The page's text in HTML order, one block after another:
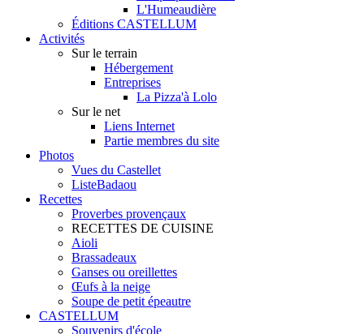
L'Humeaudière
Éditions CASTELLUM
Activités
Sur le terrain
Hébergement
Entreprises
La Pizza'à Lolo
Sur le net
Liens Internet
Partie membres du site
Photos
Vues du Castellet
ListeBadaou
Recettes
Proverbes provençaux
RECETTES DE CUISINE
Aioli
Brassadeaux
Ganses ou oreillettes
Œufs à la neige
Soupe de petit épeautre
CASTELLUM
Souvenirs d'école